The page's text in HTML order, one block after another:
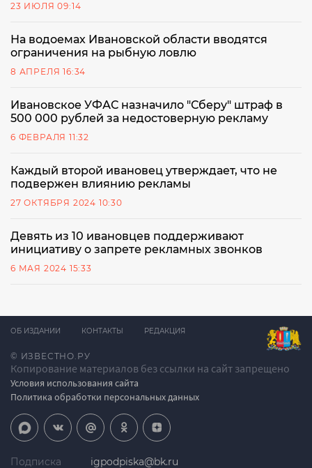
23 ИЮЛЯ 09:14
На водоемах Ивановской области вводятся
ограничения на рыбную ловлю
8 АПРЕЛЯ 16:34
Ивановское УФАС назначило "Сберу" штраф в
500 000 рублей за недостоверную рекламу
6 ФЕВРАЛЯ 11:32
Каждый второй ивановец утверждает, что не
подвержен влиянию рекламы
27 ОКТЯБРЯ 2024 10:30
Девять из 10 ивановцев поддерживают
инициативу о запрете рекламных звонков
6 МАЯ 2024 15:33
© ИЗВЕСТНО.РУ
Копирование материалов без ссылки на сайт запрещено
Условия использования сайта
Политика обработки персональных данных
ОБ ИЗДАНИИ КОНТАКТЫ РЕДАКЦИЯ
Подписка igpodpiska@bk.ru